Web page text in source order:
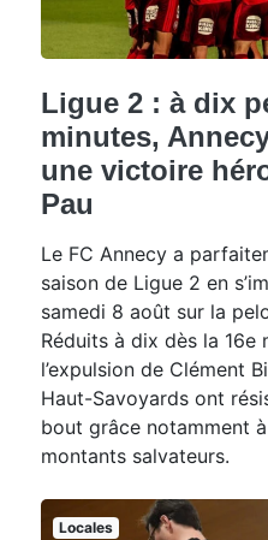
Ligue 2 : à dix
minutes,
une victoire
Pau
Le FC Annecy a
saison de Ligue 2 en
samedi 8 août sur la
Réduits à dix dès la 16e
l’expulsion de Clément
Haut-Savoyards ont
bout grâce notamment
montants salvateurs.
Locales